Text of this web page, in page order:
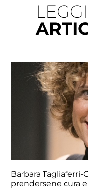
Barbara Tagliaferri-
prendersene cura